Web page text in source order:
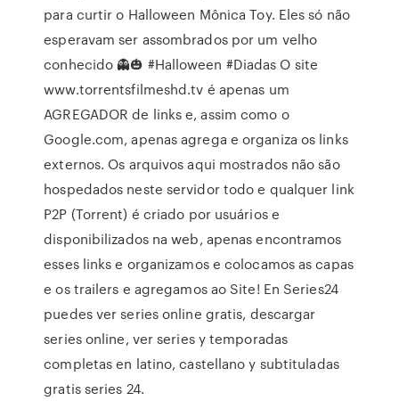
para curtir o Halloween Mônica Toy. Eles só não
esperavam ser assombrados por um velho
conhecido 👻🎃 #Halloween #Diadas O site
www.torrentsfilmeshd.tv é apenas um
AGREGADOR de links e, assim como o
Google.com, apenas agrega e organiza os links
externos. Os arquivos aqui mostrados não são
hospedados neste servidor todo e qualquer link
P2P (Torrent) é criado por usuários e
disponibilizados na web, apenas encontramos
esses links e organizamos e colocamos as capas
e os trailers e agregamos ao Site! En Series24
puedes ver series online gratis, descargar
series online, ver series y temporadas
completas en latino, castellano y subtituladas
gratis series 24.